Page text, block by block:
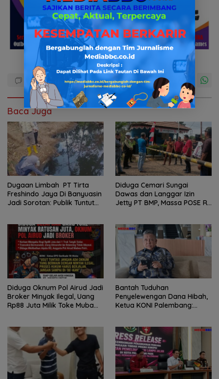
Baca Juga
Dugaan Limbah PT Tirta
Freshindo Jaya Di Banyuasin
Jadi Sorotan: Publik Tuntut
Diduga Cemari Sungai
Dawas dan Langgar Izin
Jetty PT BMP, Massa POSE RI
Tuntas
Diduga Oknum Pol Airud Jadi
Broker Minyak Ilegal, Uang
Rp88 Juta Milik Toke Muba
Bantah Tuduhan
Penyelewengan Dana Hibah,
Ketua KONI Palembang: